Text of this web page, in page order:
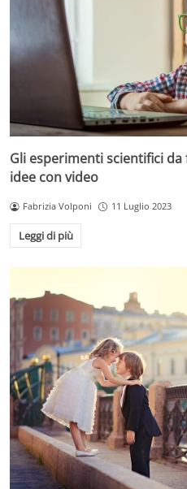
Gli esperimenti scientifici
idee con video
Fabrizia Volponi 11 Luglio 2023
Leggi di più